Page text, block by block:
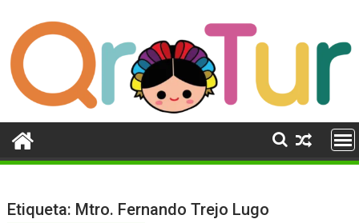
contenido
Etiqueta: Mtro. Fernando Trejo Lugo